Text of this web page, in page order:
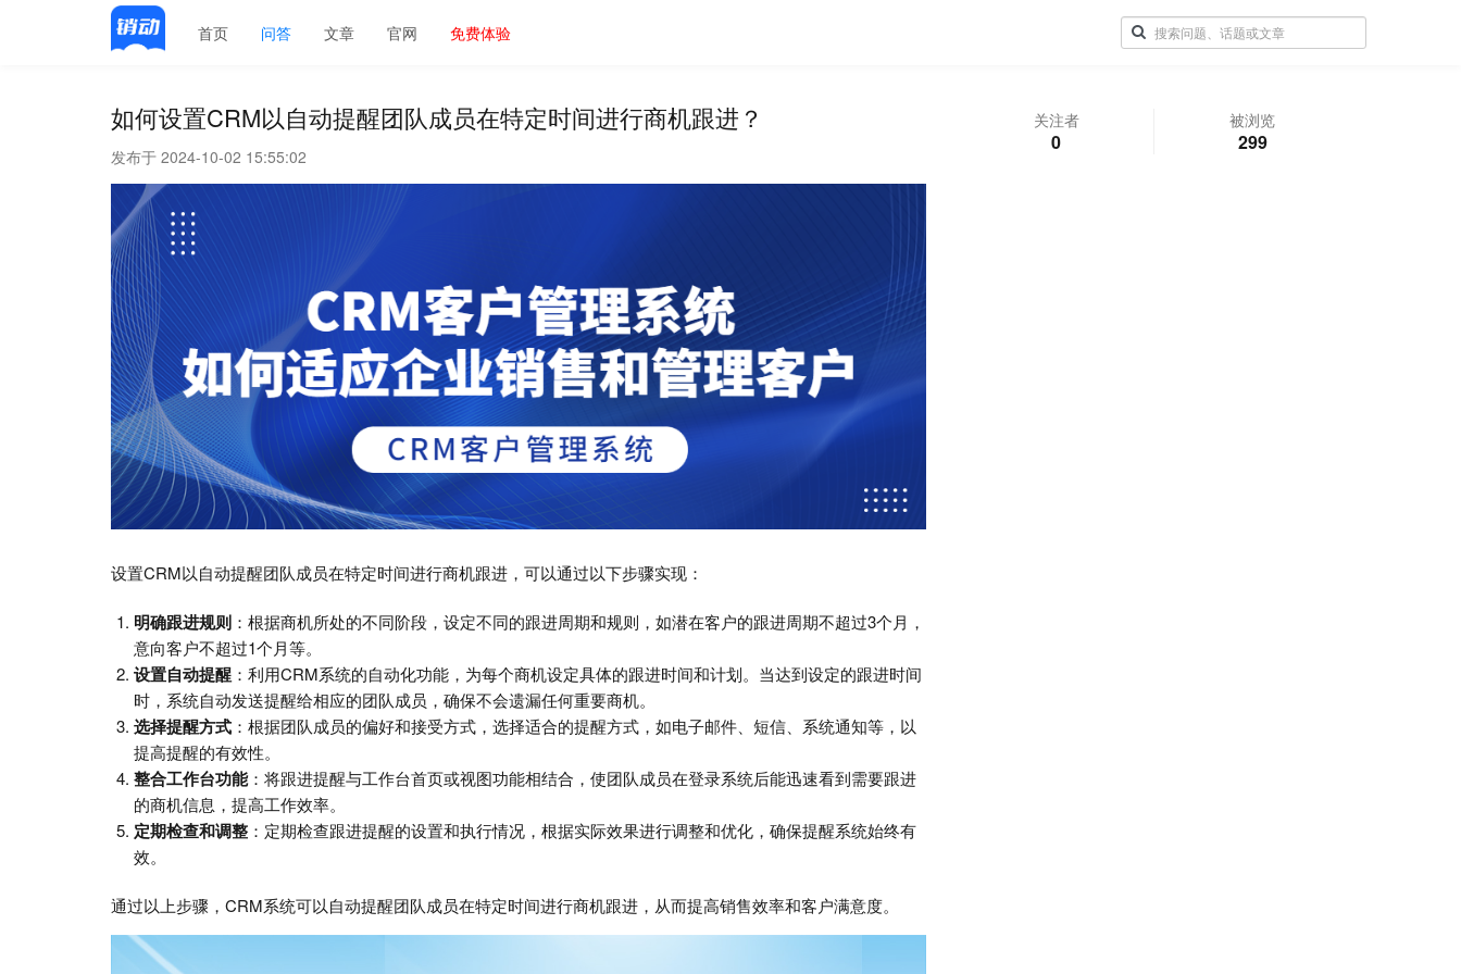
首页 问答 文章 官网 免费体验
如何设置CRM以自动提醒团队成员在特定时间进行商机跟进？
发布于 2024-10-02 15:55:02
设置CRM以自动提醒团队成员在特定时间进行商机跟进，可以通过以下步骤实现：
明确跟进规则 ：根据商机所处的不同阶段，设定不同的跟进周期和规则，如潜在客户的跟进周期不超过3个月，
意向客户不超过1个月等。
设置自动提醒 ：利用CRM系统的自动化功能，为每个商机设定具体的跟进时间和计划。当达到设定的跟进时间
时，系统自动发送提醒给相应的团队成员，确保不会遗漏任何重要商机。
选择提醒方式 ：根据团队成员的偏好和接受方式，选择适合的提醒方式，如电子邮件、短信、系统通知等，以
提高提醒的有效性。
整合工作台功能：将跟进提醒与工作台首页或视图功能相结合，使团队成员在登录系统后能迅速看到需要跟进
的商机信息，提高工作效率。
定期检查和调整 ：定期检查跟进提醒的设置和执行情况，根据实际效果进行调整和优化，确保提醒系统始终有
效。
通过以上步骤，CRM系统可以自动提醒团队成员在特定时间进行商机跟进，从而提高销售效率和客户满意度。
关注者
0
被浏览
299